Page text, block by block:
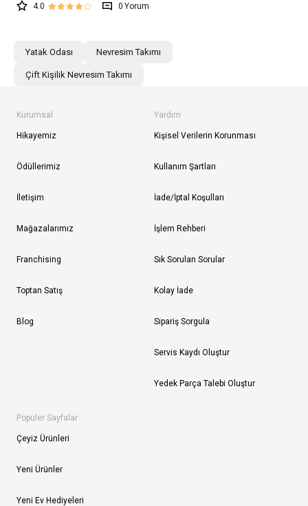
4.0 0
Yatak Odası Nevresim Takımı
Çift Kişilik Nevresim Takımı
Kurumsal
Hikayemiz
Ödüllerimiz
İletişim
Mağazalarımız
Franchising
Toptan Satış
Blog
Yardım
Kişisel Verilerin Korunması
Kullanım Şartları
İade/İptal Koşulları
İşlem Rehberi
Sık Sorulan Sorular
Kolay İade
Sipariş Sorgula
Servis Kaydı Oluştur
Yedek Parça Talebi Oluştur
Popüler Sayfalar
Çeyiz Ürünleri
Yeni Ürünler
Yeni Ev Hediyeleri